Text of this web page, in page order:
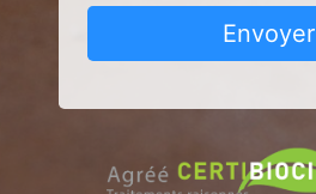
Envoyer